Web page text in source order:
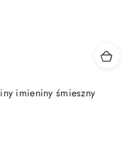
imieniny śmieszny